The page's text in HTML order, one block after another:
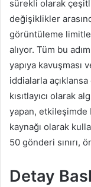
sürekli olarak
değişiklikler
görüntüleme
alıyor. Tüm bu
yapıya kavuşması
iddialarla
kısıtlayıcı olarak
yapan,
kaynağı olarak
50 gönderi sınırı,
Detay